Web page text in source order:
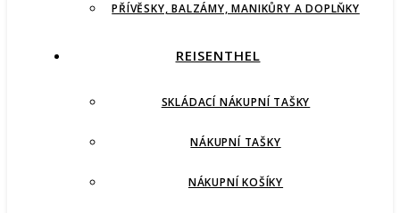
PŘÍVĚSKY, BALZÁMY, MANIKŮRY A DOPLŇKY
REISENTHEL
SKLÁDACÍ NÁKUPNÍ TAŠKY
NÁKUPNÍ TAŠKY
NÁKUPNÍ KOŠÍKY